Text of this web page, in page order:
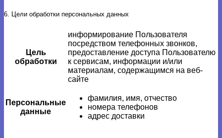
6. Цели обработки персональных данных
Цель
обработки
информирование Пользователя
посредством телефонных звонков,
предоставление доступа Пользователю
к сервисам, информации и/или
материалам, содержащимся на веб-
сайте
Персональные
данные
фамилия, имя, отчество
номера телефонов
адрес доставки